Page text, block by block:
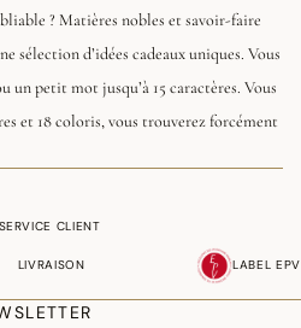
? Matières nobles et savoir-faire
sélection d’idées cadeaux uniques. Vous
un petit mot jusqu’à 15 caractères. Vous
et 18 coloris, vous trouverez forcément
à votre article, directement depuis la
enregistrée, vous pouvez ajouter votre
au panier.
SERVICE CLIENT
LIVRAISON LABEL EPV